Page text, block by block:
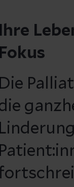
Ihre
Fokus
Die